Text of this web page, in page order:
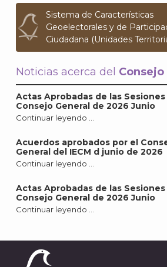
Sistema de Características
Geoelectorales y de
Ciudadana (Unidades
Noticias acerca del Consejo
Actas Aprobadas de las
Consejo General de 2026 Junio
Continuar leyendo …
Acuerdos aprobados por el
General del IECM d junio de 2026
Continuar leyendo …
Actas Aprobadas de las
Consejo General de 2026 Junio
Continuar leyendo …